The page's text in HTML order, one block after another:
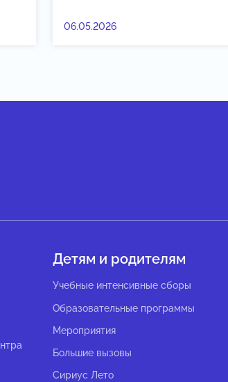
06.05.2026
Детям и родителям
Учебные интенсивные сборы
Образовательные программы
Мероприятия
Большие вызовы
Сириус Лето